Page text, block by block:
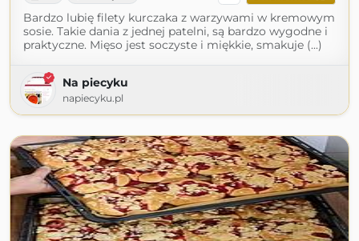
Bardzo lubię filety kurczaka z warzywami w kremowym
sosie. Takie dania z jednej patelni, są bardzo wygodne i
praktyczne. Mięso jest soczyste i miękkie, smakuje (...)
Na piecyku
napiecyku.pl